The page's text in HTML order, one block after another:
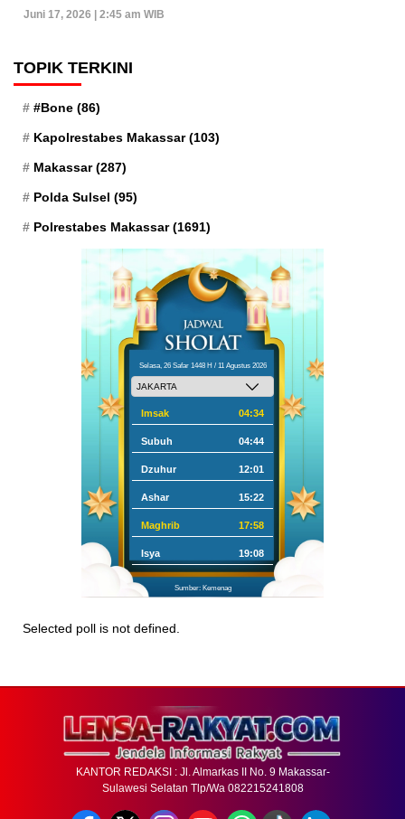
Juni 17, 2026 | 2:45 am WIB
TOPIK TERKINI
#Bone (86)
Kapolrestabes Makassar(103)
Makassar(287)
Polda Sulsel (95)
Polrestabes Makassar(1691)
Selasa, 26 Safar 1448 H / 11 Agustus 2026
Imsak 04:34
Subuh 04:44
Dzuhur 12:01
Ashar 15:22
Maghrib 17:58
Isya 19:08
Sumber: Kemenag
Selected poll is not defined.
KANTOR REDAKSI : Jl. Almarkas II No. 9 Makassar-
Sulawesi Selatan Tlp/Wa 082215241808